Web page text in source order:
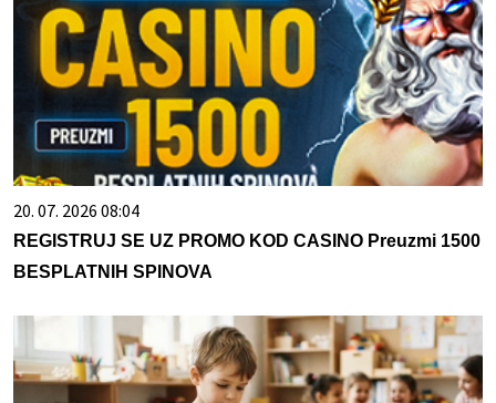
20. 07. 2026 08:04
REGISTRUJ SE UZ PROMO KOD CASINO Preuzmi 1500
BESPLATNIH SPINOVA